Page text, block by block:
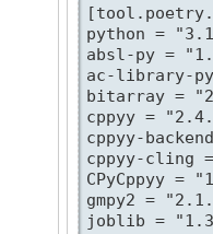
python =
absl-py =
ac-library-
bitarray =
cppyy =
cppyy-
cppyy-cling
CPyCppyy =
gmpy2 =
joblib =